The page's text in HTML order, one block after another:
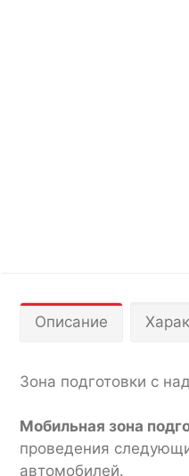
Описание
Зона подготовки с
Мобильная зона
проведения
автомобилей.